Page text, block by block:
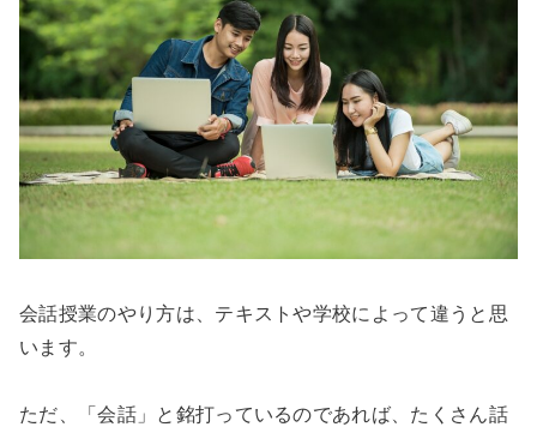
会話授業のやり方は、テキストや学校によって違うと思
います。
ただ、「会話」と銘打っているのであれば、たくさん話